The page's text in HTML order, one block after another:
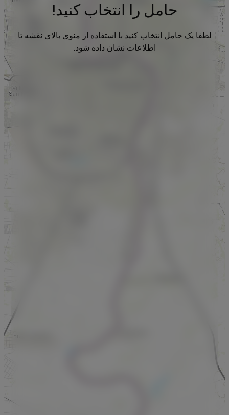
حامل را انتخاب کنید!
لطفا یک حامل انتخاب کنید با استفاده از منوی بالای نقشه تا
اطلاعات نشان داده شود.